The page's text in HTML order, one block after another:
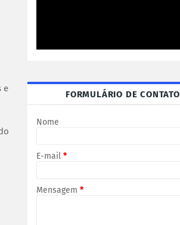
e
FORMULÁRIO DE CONTATO
Nome
E-mail *
Mensagem *